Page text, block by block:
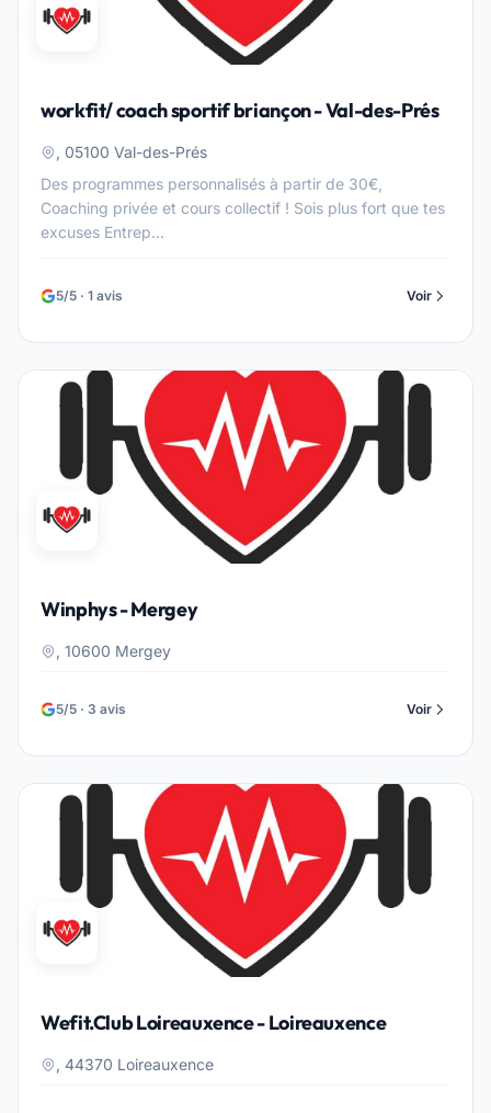
workfit/ coach sportif briançon - Val-des-Prés
, 05100 Val-des-Prés
Des programmes personnalisés à partir de 30€,
Coaching privée et cours collectif ! Sois plus fort que tes
excuses Entrep...
5/5 · 1 avis Voir
Winphys - Mergey
, 10600 Mergey
5/5 · 3 avis Voir
Wefit.Club Loireauxence - Loireauxence
, 44370 Loireauxence